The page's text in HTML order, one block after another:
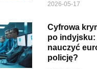
2026-05-17
Cyfrowa
po indyjsku:
nauczyć
policję?